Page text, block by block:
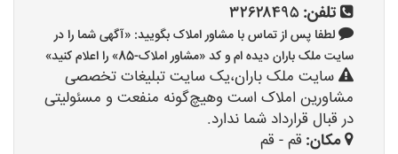
تلفن: ۳۲۶۲۸۴۹۵
لطفا پس از تماس با مشاور املاک بگویید: «آگهی شما را در
سایت ملک باران دیده ام و کد «مشاور املاک-85» را اعلام کنید»
سایت ملک باران،یک سایت تبلیغات تخصصی
مشاورین املاک است وهیچ‌گونه منفعت و مسئولیتی
در قبال قرارداد شما ندارد.
مکان:قم - قم